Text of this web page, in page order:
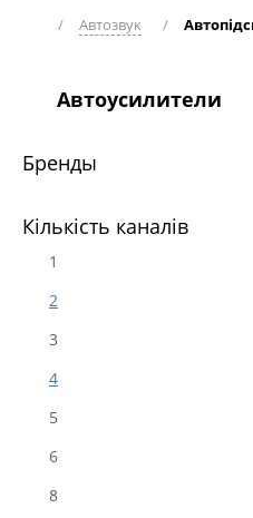
/ Автозвук /
Автоусилители
Бренды
Кількість каналів
1
2
3
4
5
6
8